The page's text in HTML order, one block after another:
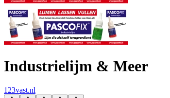
Industrielijm & Meer
123vast.nl